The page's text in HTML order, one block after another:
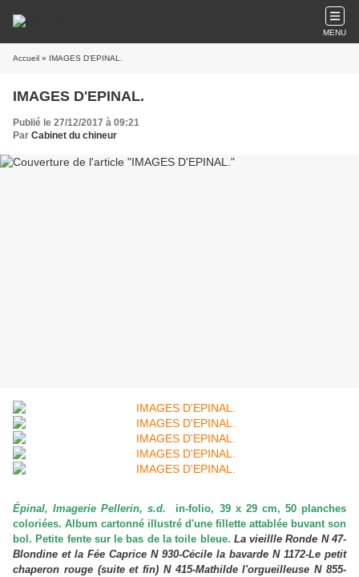
MENU
Accueil » IMAGES D'EPINAL.
IMAGES D'EPINAL.
Publié le 27/12/2017 à 09:21
Par Cabinet du chineur
Épinal, Imagerie Pellerin, s.d. in-folio, 39 x 29 cm, 50 planches
coloriées. Album cartonné illustré d'une fillette attablée buvant son
bol. Petite fente sur le bas de la toile bleue. La vieillle Ronde N 47-
Blondine et la Fée Caprice N 930-Cécile la bavarde N 1172-Le petit
chaperon rouge (suite et fin) N 415-Mathilde l'orgueilleuse N 855-